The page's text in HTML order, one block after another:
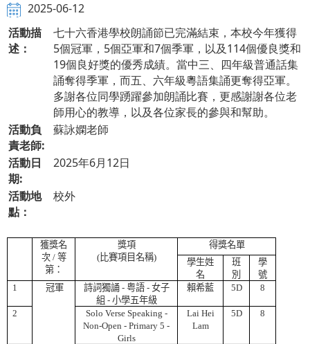
2025-06-12
活動描
述：
七十六香港學校朗誦節已完滿結束，本校今年獲得
5個冠軍，5個亞軍和7個季軍，以及114個優良獎和
19個良好獎的優秀成績。當中三、四年級普通話集
誦奪得季軍，而五、六年級粵語集誦更奪得亞軍。
多謝各位同學踴躍參加朗誦比賽，更感謝謝各位老
師用心的教導，以及各位家長的參與和幫助。
活動負
責老師:
蘇詠嫻老師
活動日
期:
2025年6月12日
活動地
點：
校外
獲獎名
次/ 等
第：
獎項
(比賽項目名稱)
得獎名單
學生姓
名
班
別
學
號
1
冠軍 詩詞獨誦- 粤語- 女子
組 - 小學五年級
賴希藍 5D 8
2
Solo Verse Speaking -
Non-Open - Primary 5 -
Girls
Lai Hei
Lam
5D 8